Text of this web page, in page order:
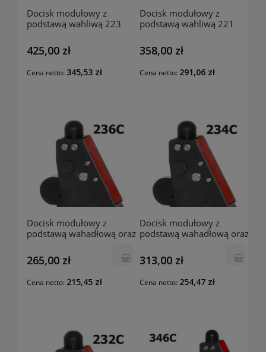
Docisk modułowy z
podstawą wahliwą 223
425,00 zł
Cena netto: 345,53 zł
Docisk modułowy z
podstawą wahliwą 221
358,00 zł
Cena netto: 291,06 zł
Docisk modułowy z
podstawą wahadłową oraz
265,00 zł
Cena netto: 215,45 zł
Docisk modułowy z
podstawą wahadłową oraz
313,00 zł
Cena netto: 254,47 zł